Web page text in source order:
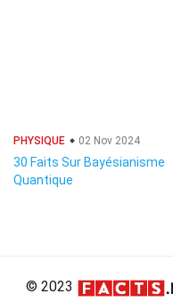
PHYSIQUE 02 Nov 2024
30 Faits Sur Bayésianisme
Quantique
© 2023